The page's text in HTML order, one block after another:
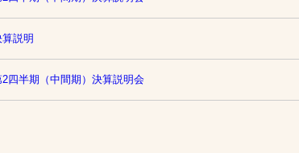
説明
四半期（中間期）決算説明会